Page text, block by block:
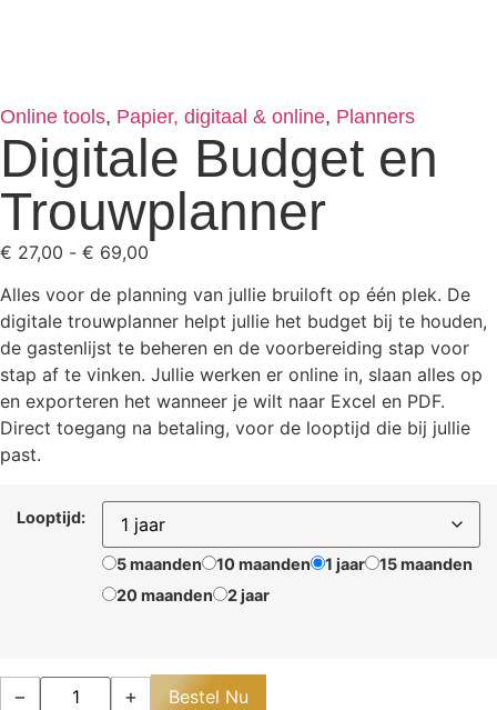
Online tools, Papier, digitaal & online, Planners
Digitale Budget en
Trouwplanner
€ 27,00 - € 69,00
Alles voor de planning van jullie bruiloft op één plek. De
digitale trouwplanner helpt jullie het budget bij te houden,
de gastenlijst te beheren en de voorbereiding stap voor
stap af te vinken. Jullie werken er online in, slaan alles op
en exporteren het wanneer je wilt naar Excel en PDF.
Direct toegang na betaling, voor de looptijd die bij jullie
past.
Looptijd:
5 maanden 10 maanden 1 jaar
15 maanden
20 maanden
2 jaar
− + Bestel Nu